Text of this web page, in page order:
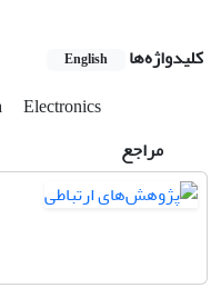
کلیدواژه‌ها English
Electronics
مراجع